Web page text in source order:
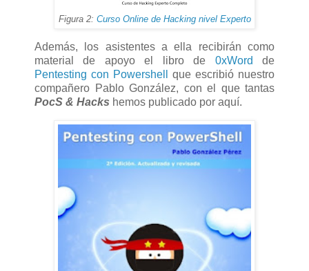
Figura 2: Curso Online de Hacking nivel Experto
Además, los asistentes a ella recibirán como
material de apoyo el libro de 0xWord de
Pentesting con Powershell
que escribió nuestro
compañero Pablo González, con el que tantas
PocS & Hacks hemos publicado por aquí.